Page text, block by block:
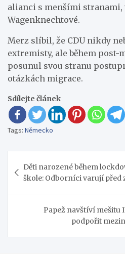
alianci s menšími stranami,
Wagenknechtové.
Merz slíbil, že CDU nikdy
extremisty, ale během post-
posunul svou stranu
otázkách migrace.
Sdílejte článek
Tags: Německo
pro
příspěvek
Děti narozené během
škole: Odborníci varují před
Papež navštíví mešitu
podpořit